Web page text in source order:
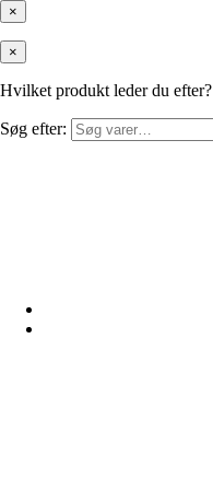
×
×
Hvilket produkt leder du efter?
Søg efter: